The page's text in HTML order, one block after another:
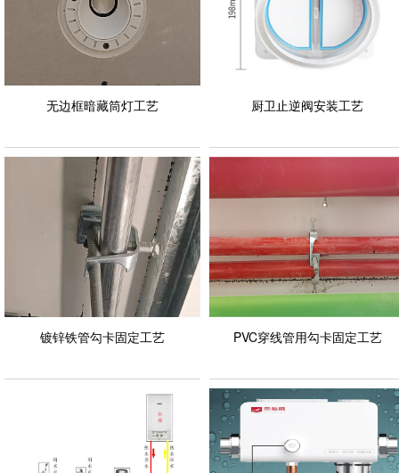
无边框暗藏筒灯工艺 厨卫止逆阀安装工艺
镀锌铁管勾卡固定工艺 PVC穿线管用勾卡固定工艺